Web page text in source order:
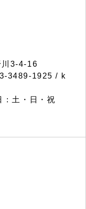
3-4-16
3489-1925 / k
土・日・祝